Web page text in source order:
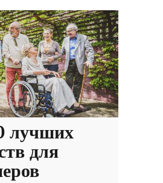
лучших
для